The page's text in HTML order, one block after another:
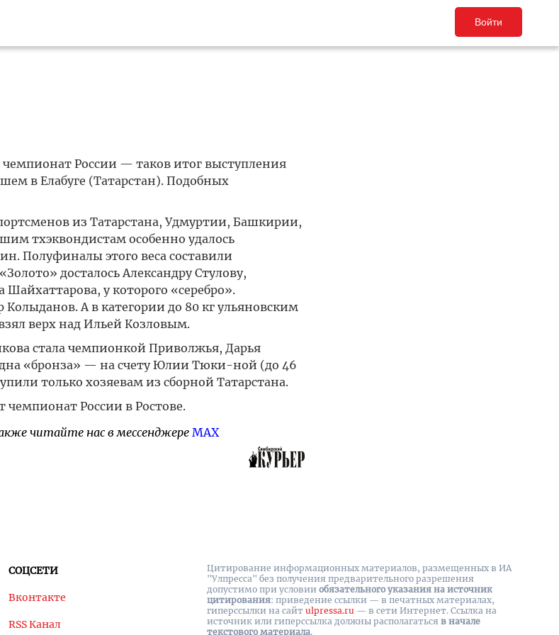
Войти
России — таков итог выступления
в Елабуге (Татарстан). Подобных
из Татарстана, Удмуртии, Башкирии,
тхэквондистам особенно удалось
Полуфиналы этого веса составили
досталось Александру Стулову,
у которого «серебро».
А в категории до 80 кг ульяновским
верх над Ильей Козловым.
стала чемпионкой Приволжья, Дарья
«бронза» — на счету Юлии Тюки-ной (до 46
только хозяевам из сборной Татарстана.
чемпионат России в Ростове.
читайте нас в мессенджере MAX
СОЦСЕТИ
Вконтакте
RSS Канал
Цитирование информационных материалов, размещенных в ИА
"Улпресса" без получения предварительного разрешения
допустимо при условии обязательного указания на источник
цитирования: приведение ссылки — в печатных материалах,
гиперссылки на cайт ulpressa.ru — в сети Интернет. Ссылка на
источник или гиперссылка должны располагаться в начале
текстового материала.